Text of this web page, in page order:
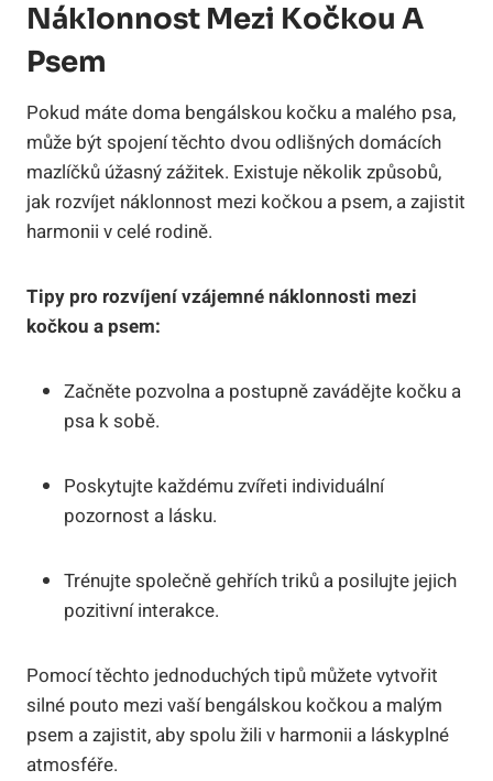
Náklonnost Mezi Kočkou A
Psem
Pokud máte doma bengálskou kočku a malého psa,
může být spojení těchto dvou odlišných domácích
mazlíčků úžasný zážitek. Existuje několik způsobů,
jak rozvíjet náklonnost mezi kočkou a psem, a zajistit
harmonii v celé rodině.
Tipy pro rozvíjení vzájemné náklonnosti mezi
kočkou a psem:
Začněte pozvolna a postupně zavádějte kočku a
psa k sobě.
Poskytujte každému zvířeti individuální
pozornost a lásku.
Trénujte společně gehřích triků a posilujte jejich
pozitivní interakce.
Pomocí těchto jednoduchých tipů můžete vytvořit
silné pouto mezi vaší bengálskou kočkou a malým
psem a zajistit, aby spolu žili v harmonii a láskyplné
atmosféře.